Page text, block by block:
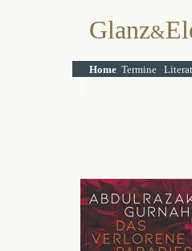
Glanz&
Home Termine